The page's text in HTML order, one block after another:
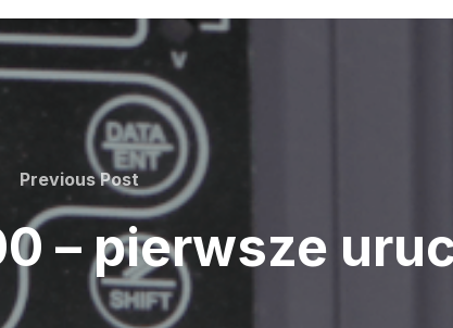
Previous
Post
Previous Post
– pierwsze